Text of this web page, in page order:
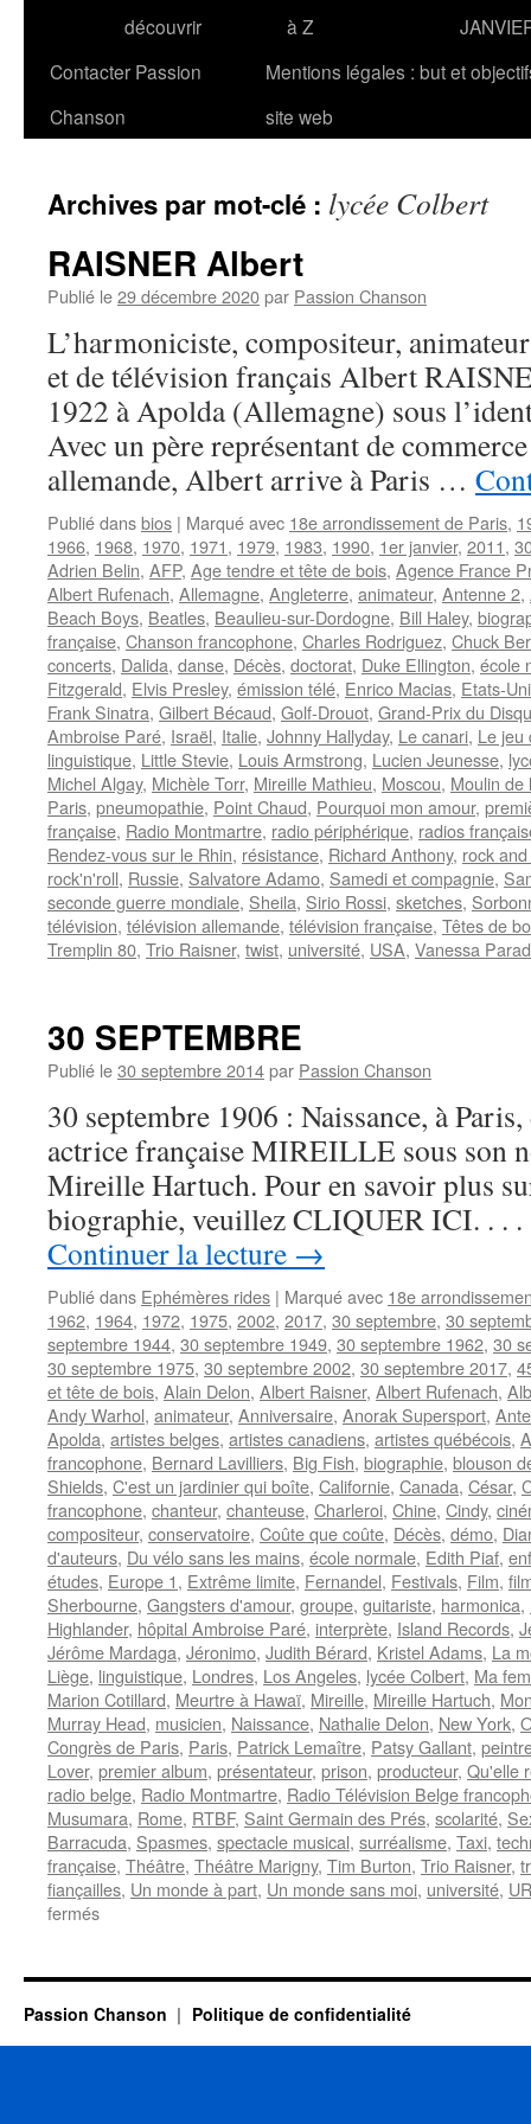
découvrir
à Z
Contacter Passion
Chanson
Mentions légales : but et
site web
Archives par mot-clé : lycée Colbert
RAISNER Albert
Publié le29 décembre 2020par Passion Chanson
L’harmoniciste, compositeur,
et de télévision français Albert
1922 à Apolda (Allemagne) sous
Avec un père représentant de
allemande, Albert arrive à Paris …
Publié dansbios | Marqué avec 18e arrondissement de Paris,
1966, 1968, 1970, 1971, 1979, 1983, 1990, 1er janvier, 2011,
Adrien Belin, AFP, Age tendre et tête de bois, Agence France
Albert Rufenach, Allemagne, Angleterre, animateur, Antenne 2,
Beach Boys, Beatles, Beaulieu-sur-Dordogne, Bill Haley,
française, Chanson francophone, Charles Rodriguez, Chuck
concerts, Dalida, danse, Décès, doctorat, Duke Ellington, école
Fitzgerald, Elvis Presley, émission télé, Enrico Macias, Etats-
Frank Sinatra, Gilbert Bécaud, Golf-Drouot, Grand-Prix du
Ambroise Paré, Israël, Italie, Johnny Hallyday, Le canari, Le jeu
linguistique, Little Stevie, Louis Armstrong, Lucien Jeunesse,
Michel Algay, Michèle Torr, Mireille Mathieu, Moscou, Moulin de
Paris, pneumopathie, Point Chaud, Pourquoi mon amour,
française, Radio Montmartre, radio périphérique, radios
Rendez-vous sur le Rhin, résistance, Richard Anthony, rock
rock'n'roll, Russie, Salvatore Adamo, Samedi et compagnie,
seconde guerre mondiale, Sheila, Sirio Rossi, sketches,
télévision, télévision allemande, télévision française, Têtes de
Tremplin 80, Trio Raisner, twist, université, USA, Vanessa
30 SEPTEMBRE
Publié le30 septembre 2014par Passion Chanson
30 septembre 1906 : Naissance, à
actrice française MIREILLE sous son
Mireille Hartuch. Pour en savoir plus
biographie, veuillez CLIQUER ICI.
Continuer la lecture →
Publié dans Ephémères rides | Marqué avec 18e
1962, 1964, 1972, 1975, 2002, 2017, 30 septembre, 30
septembre 1944, 30 septembre 1949, 30 septembre 1962, 30
30 septembre 1975, 30 septembre 2002, 30 septembre 2017,
et tête de bois, Alain Delon, Albert Raisner, Albert Rufenach,
Andy Warhol, animateur, Anniversaire, Anorak Supersport,
Apolda, artistes belges, artistes canadiens, artistes québécois,
francophone, Bernard Lavilliers, Big Fish, biographie, blouson
Shields, C'est un jardinier qui boîte, Californie, Canada, César,
francophone, chanteur, chanteuse, Charleroi, Chine, Cindy,
compositeur, conservatoire, Coûte que coûte, Décès, démo,
d'auteurs, Du vélo sans les mains, école normale, Edith Piaf,
études, Europe 1, Extrême limite, Fernandel, Festivals, Film,
Sherbourne, Gangsters d'amour, groupe, guitariste, harmonica,
Highlander, hôpital Ambroise Paré, interprète, Island Records,
Jérôme Mardaga, Jéronimo, Judith Bérard, Kristel Adams, La
Liège, linguistique, Londres, Los Angeles, lycée Colbert, Ma
Marion Cotillard, Meurtre à Hawaï, Mireille, Mireille Hartuch,
Murray Head, musicien, Naissance, Nathalie Delon, New York,
Congrès de Paris, Paris, Patrick Lemaître, Patsy Gallant,
Lover, premier album, présentateur, prison, producteur, Qu'elle
radio belge, Radio Montmartre, Radio Télévision Belge
Musumara, Rome, RTBF, Saint Germain des Prés, scolarité,
Barracuda, Spasmes, spectacle musical, surréalisme, Taxi,
française, Théâtre, Théâtre Marigny, Tim Burton, Trio Raisner,
fiançailles, Un monde à part, Un monde sans moi, université,
ferméssur
Passion Chanson Politique de confidentialité